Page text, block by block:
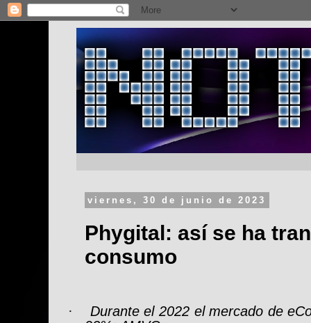
viernes, 30 de junio de 2023
Phygital: así se ha
consumo
·
Durante el 2022 el mercado de